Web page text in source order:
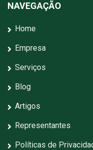
NAVEGAÇÃO
Home
Empresa
Serviços
Blog
Artigos
Representantes
Políticas de